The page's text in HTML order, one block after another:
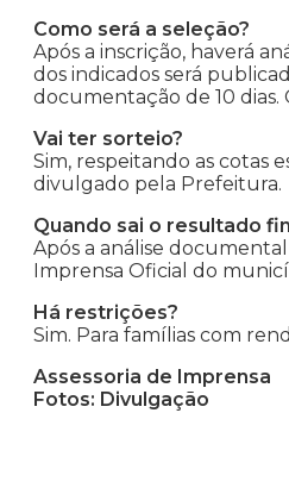
Como será a seleção?
Após a inscrição, haverá
dos indicados será
documentação de 10 dias.
Vai ter sorteio?
Sim, respeitando as cotas
divulgado pela Prefeitura.
Quando sai o resultado
Após a análise
Imprensa Oficial do
Há restrições?
Sim. Para famílias com
Assessoria de Imprensa
Fotos: Divulgação